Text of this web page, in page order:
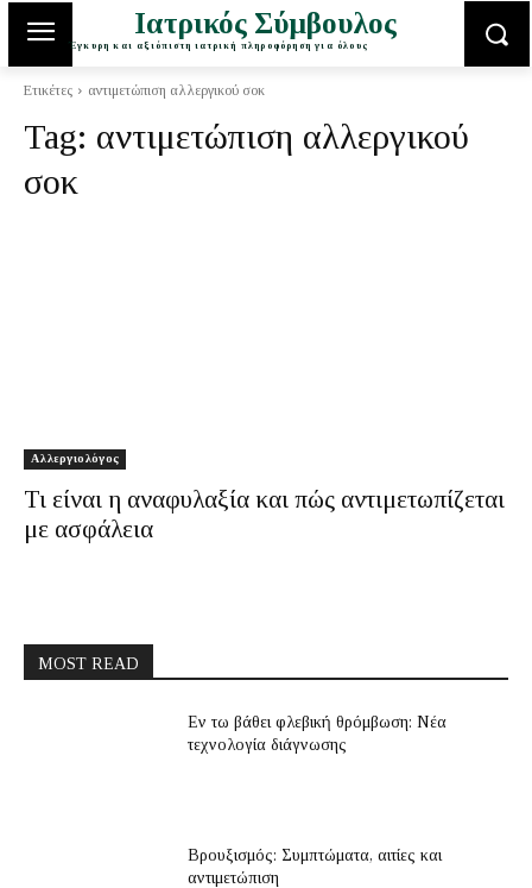
Ιατρικός Σύμβουλος
Έγκυρη και αξιόπιστη ιατρική πληροφόρηση για όλους
Ετικέτες αντιμετώπιση αλλεργικού σοκ
Tag: αντιμετώπιση αλλεργικού
σοκ
Αλλεργιολόγος
Τι είναι η αναφυλαξία και πώς αντιμετωπίζεται
με ασφάλεια
MOST READ
Εν τω βάθει φλεβική θρόμβωση: Νέα
τεχνολογία διάγνωσης
Βρουξισμός: Συμπτώματα, αιτίες και
αντιμετώπιση